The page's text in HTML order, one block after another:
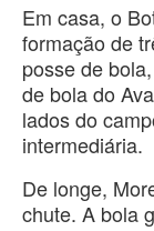
Em casa, o
formação de
posse de
de bola do
lados do
intermediária.
De longe,
chute. A bola